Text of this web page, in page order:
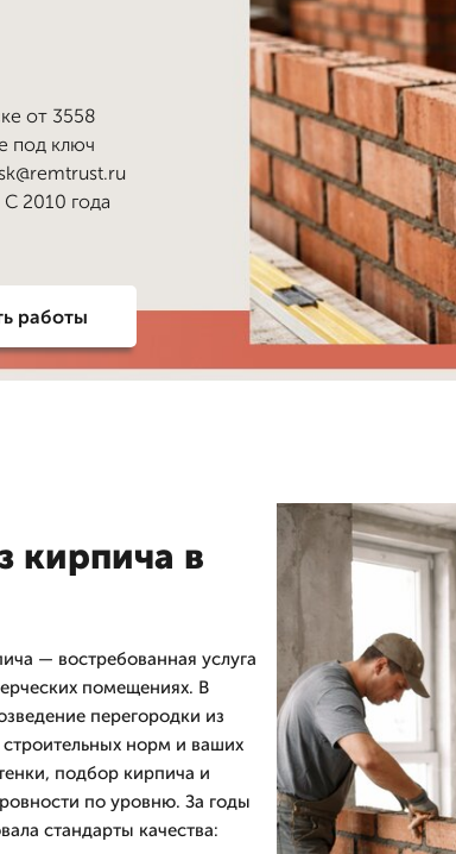
от 3558
под ключ
С 2010 года
работы
кирпича в
— востребованная услуга
помещениях. В
перегородки из
строительных норм и ваших
подбор кирпича и
по уровню. За годы
стандарты качества: